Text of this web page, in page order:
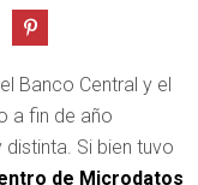
Banco Central y el
a fin de año
Si bien tuvo
de Microdatos